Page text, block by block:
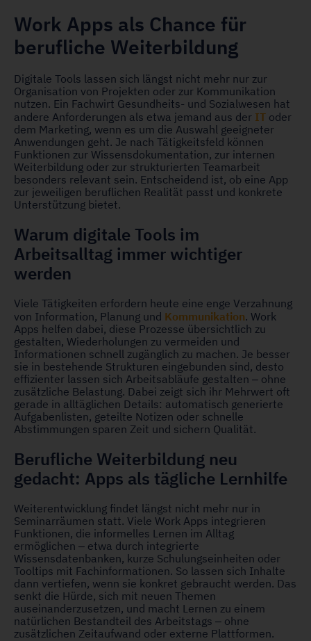
Work Apps als Chance für
berufliche Weiterbildung
Digitale Tools lassen sich längst nicht mehr nur zur
Organisation von Projekten oder zur Kommunikation
nutzen. Ein Fachwirt Gesundheits- und Sozialwesen hat
andere Anforderungen als etwa jemand aus der IT oder
dem Marketing, wenn es um die Auswahl geeigneter
Anwendungen geht. Je nach Tätigkeitsfeld können
Funktionen zur Wissensdokumentation, zur internen
Weiterbildung oder zur strukturierten Teamarbeit
besonders relevant sein. Entscheidend ist, ob eine App
zur jeweiligen beruflichen Realität passt und konkrete
Unterstützung bietet.
Warum digitale Tools im
Arbeitsalltag immer wichtiger
werden
Viele Tätigkeiten erfordern heute eine enge Verzahnung
von Information, Planung und Kommunikation. Work
Apps helfen dabei, diese Prozesse übersichtlich zu
gestalten, Wiederholungen zu vermeiden und
Informationen schnell zugänglich zu machen. Je besser
sie in bestehende Strukturen eingebunden sind, desto
effizienter lassen sich Arbeitsabläufe gestalten – ohne
zusätzliche Belastung. Dabei zeigt sich ihr Mehrwert oft
gerade in alltäglichen Details: automatisch generierte
Aufgabenlisten, geteilte Notizen oder schnelle
Abstimmungen sparen Zeit und sichern Qualität.
Berufliche Weiterbildung neu
gedacht: Apps als tägliche Lernhilfe
Weiterentwicklung findet längst nicht mehr nur in
Seminarräumen statt. Viele Work Apps integrieren
Funktionen, die informelles Lernen im Alltag
ermöglichen – etwa durch integrierte
Wissensdatenbanken, kurze Schulungseinheiten oder
Tooltips mit Fachinformationen. So lassen sich Inhalte
dann vertiefen, wenn sie konkret gebraucht werden. Das
senkt die Hürde, sich mit neuen Themen
auseinanderzusetzen, und macht Lernen zu einem
natürlichen Bestandteil des Arbeitstags – ohne
zusätzlichen Zeitaufwand oder externe Plattformen.